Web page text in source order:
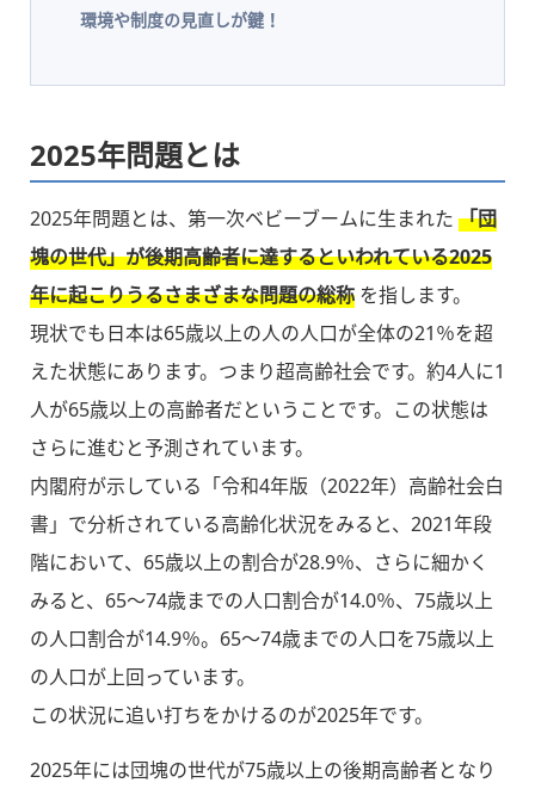
環境や制度の見直しが鍵！
2025年問題とは
2025年問題とは、第一次ベビーブームに生まれた 「団
塊の世代」が後期高齢者に達するといわれている2025
年に起こりうるさまざまな問題の総称 を指します。
現状でも日本は65歳以上の人の人口が全体の21％を超
えた状態にあります。つまり超高齢社会です。約4人に1
人が65歳以上の高齢者だということです。この状態は
さらに進むと予測されています。
内閣府が示している「令和4年版（2022年）高齢社会白
書」で分析されている高齢化状況をみると、2021年段
階において、65歳以上の割合が28.9％、さらに細かく
みると、65〜74歳までの人口割合が14.0％、75歳以上
の人口割合が14.9％。65〜74歳までの人口を75歳以上
の人口が上回っています。
この状況に追い打ちをかけるのが2025年です。
2025年には団塊の世代が75歳以上の後期高齢者となり